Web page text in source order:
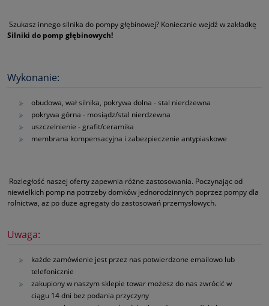
Szukasz innego silnika do pompy głębinowej? Koniecznie wejdź w zakładkę
Silniki do pomp głębinowych!
Wykonanie:
obudowa, wał silnika, pokrywa dolna - stal nierdzewna
pokrywa górna - mosiądz/stal nierdzewna
uszczelnienie - grafit/ceramika
membrana kompensacyjna i zabezpieczenie antypiaskowe
Rozległość naszej oferty zapewnia różne zastosowania. Poczynając od
niewielkich pomp na potrzeby domków jednorodzinnych poprzez pompy dla
rolnictwa, aż po duże agregaty do zastosowań przemysłowych.
Uwaga:
każde zamówienie jest przez nas potwierdzone emailowo lub
telefonicznie
zakupiony w naszym sklepie towar możesz do nas zwrócić w
ciągu 14 dni bez podania przyczyny